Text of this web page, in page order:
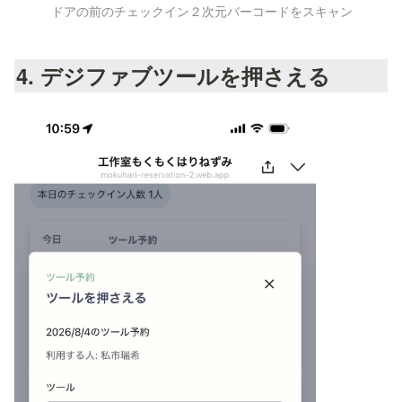
ドアの前のチェックイン２次元バーコードをスキャン
4. デジファブツールを押さえる